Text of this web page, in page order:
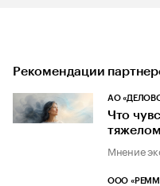
Рекомендации
АО
Что
Мнение
ООО